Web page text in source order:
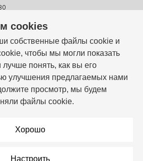
cookies
собственные файлы cookie и
чтобы мы могли показать
лучше понять, как вы его
улучшения предлагаемых нами
просмотр, мы будем
файлы cookie.
Хорошо
Настроить
Пн–Пт: 10:00 – 19:00